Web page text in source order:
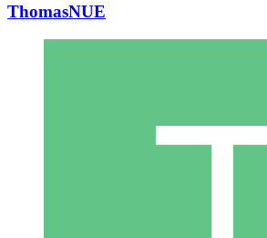
ThomasNUE